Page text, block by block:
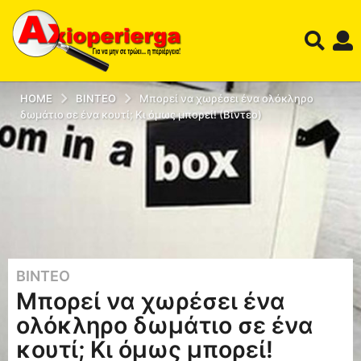
HOME ΒΊΝΤΕΟ
Μπορεί να χωρέσει ένα ολόκληρο
δωμάτιο σε ένα κουτί; Κι όμως μπορεί! (Βίντεο)
1
1
τ
η
ΒΊΝΤΕΟ
Μπορεί να χωρέσει ένα
ολόκληρο δωμάτιο σε ένα
κουτί; Κι όμως μπορεί!